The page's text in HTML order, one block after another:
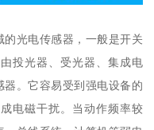
光电传感器，一般是开关
投光器、受光器、集成电
。它容易受到强电设备的
电磁干扰。当动作频率较